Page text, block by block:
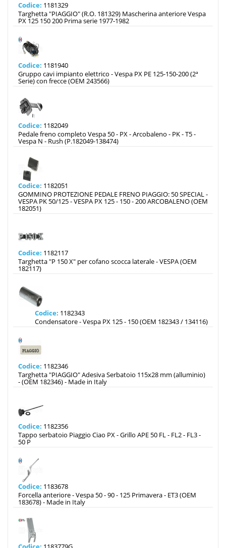
Codice: 1181329
Targhetta "PIAGGIO" (R.O. 181329) Mascherina anteriore Vespa
PX 125 150 200 Prima serie 1977-1982
Codice: 1181940
Gruppo cavi impianto elettrico - Vespa PX PE 125-150-200 (2ª
Serie) con frecce (OEM 243566)
Codice: 1182049
Pedale freno completo Vespa 50 - PX - Arcobaleno - PK - T5 -
Vespa N - Rush (P.182049-138474)
Codice: 1182051
GOMMINO PROTEZIONE PEDALE FRENO PIAGGIO: 50 SPECIAL -
VESPA PK 50/125 - VESPA PX 125 - 150 - 200 ARCOBALENO (OEM
182051)
Codice: 1182117
Targhetta "P 150 X" per cofano scocca laterale - VESPA (OEM
182117)
Codice: 1182343
Condensatore - Vespa PX 125 - 150 (OEM 182343 / 134116)
Codice: 1182346
Targhetta "PIAGGIO" Adesiva Serbatoio 115x28 mm (alluminio)
- (OEM 182346) - Made in Italy
Codice: 1182356
Tappo serbatoio Piaggio Ciao PX - Grillo APE 50 FL - FL2 - FL3 -
50 P
Codice: 1183678
Forcella anteriore - Vespa 50 - 90 - 125 Primavera - ET3 (OEM
183678) - Made in Italy